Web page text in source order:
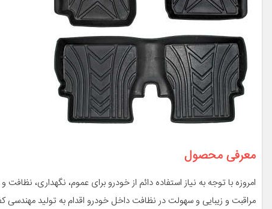
معرفی محصول
امروزه با توجه به نیاز استفاده دائم از خودرو برای عموم، نگهداری،
مراقبت و زیبایی و سهولت در نظافت داخل خودرو اقدام به تولید